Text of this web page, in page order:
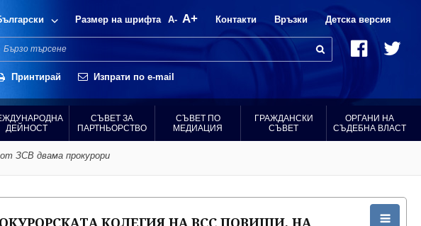
Размер на шрифта A- A+ Контакти Връзки Детска версия
Принтирай Изпрати по e-mail
ДЕЙНОСТ
СЪВЕТ ЗА
ПАРТНЬОРСТВО
СЪВЕТ ПО
МЕДИАЦИЯ
ГРАЖДАНСКИ
СЪВЕТ
ОРГАНИ НА
СЪДЕБНА ВЛАСТ
ЗСВ двама прокурори
КОЛЕГИЯ НА ВСС ПОВИШИ, НА